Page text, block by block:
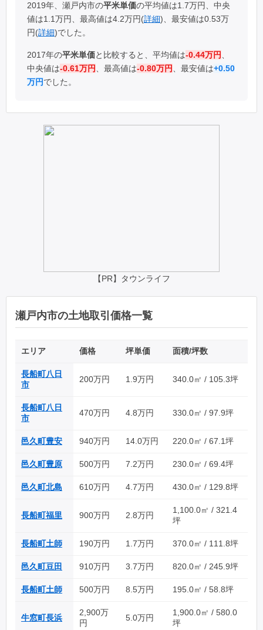
2019年、瀬戸内市の平米単価の平均値は1.7万円、中央
値は1.1万円、最高値は4.2万円(詳細)、最安値は0.53万
円(詳細)でした。
2017年の平米単価と比較すると、平均値は-0.44万円
中央値は-0.61万円 、最高値は-0.80万円 、最安値は+0.50
万円でした。
【PR】タウンライフ
瀬戸内市の土地取引価格一覧
長船町八日
市
200万円 1.9万円 340.0㎡ / 105.3坪
長船町八日
市
470万円 4.8万円 330.0㎡ / 97.9坪
邑久町豊安 940万円 14.0万円 220.0㎡ / 67.1坪
邑久町豊原 500万円 7.2万円 230.0㎡ / 69.4坪
邑久町北島 610万円 4.7万円 430.0㎡ / 129.8坪
長船町福里 900万円 2.8万円
1,100.0㎡ / 321.4
坪
長船町土師 190万円 1.7万円 370.0㎡ / 111.8坪
邑久町豆田 910万円 3.7万円 820.0㎡ / 245.9坪
長船町土師 500万円 8.5万円 195.0㎡ / 58.8坪
牛窓町長浜
2,900万
円
5.0万円
1,900.0㎡ / 580.0
坪
エリア 価格 坪単価 面積/坪数